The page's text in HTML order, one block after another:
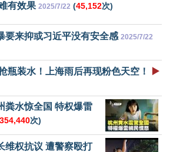
有效果 2025/7/22 (45,152次)
要来抑或习近平没有安全感 2025/7/22
瓶装水！上海雨后再现粉色天空！ ▶️
粪水惊全国 特权爆雷
354,440次)
维权抗议 遭警察殴打